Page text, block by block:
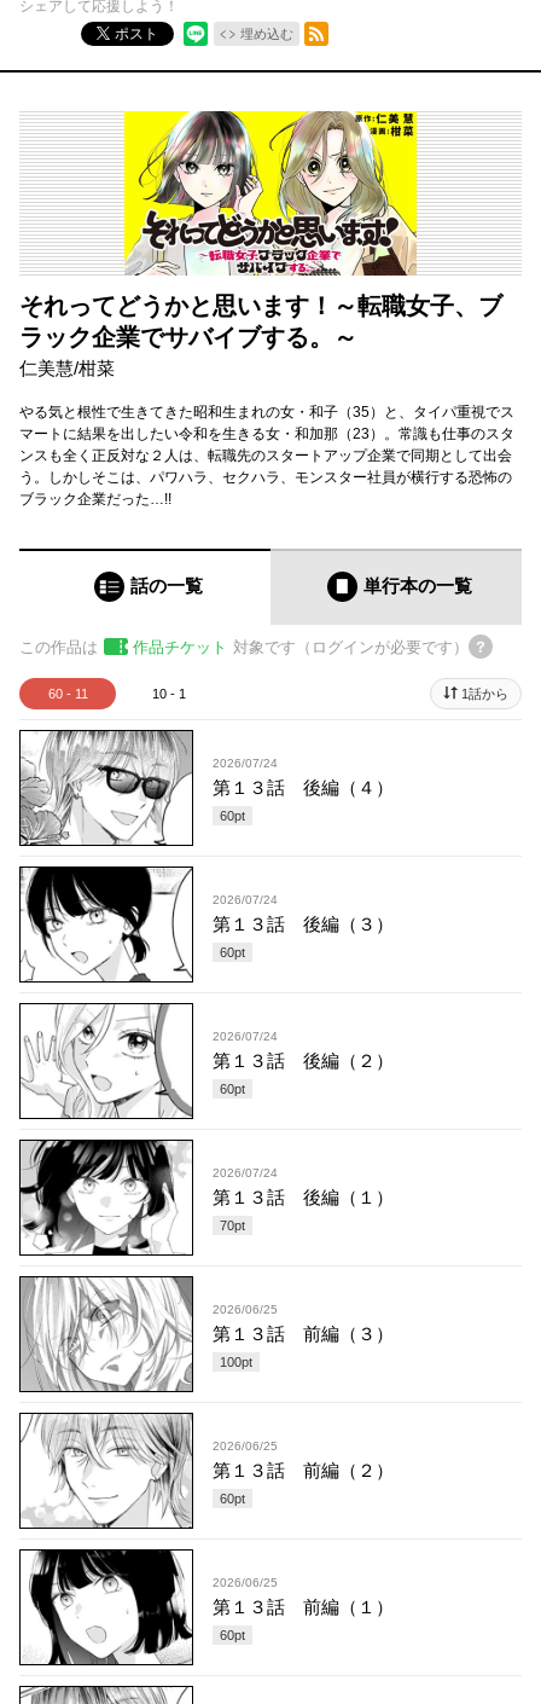
シェアして応援しよう！
ポスト
埋め込む
RSSフィード
それってどうかと思います！～転職女子、ブ
ラック企業でサバイブする。～
仁美慧/柑菜
やる気と根性で生きてきた昭和生まれの女・和子（35）と、タイパ重視でス
マートに結果を出したい令和を生きる女・和加那（23）。常識も仕事のスタ
ンスも全く正反対な２人は、転職先のスタートアップ企業で同期として出会
う。しかしそこは、パワハラ、セクハラ、モンスター社員が横行する恐怖の
ブラック企業だった…!!
話の一覧 単行本の一覧
この作品は 作品チケット 対象です（ログインが必要です）
60 - 11 10 - 1 1話から
2026/07/24
第１３話 後編（４）
60pt
2026/07/24
第１３話 後編（３）
60pt
2026/07/24
第１３話 後編（２）
60pt
2026/07/24
第１３話 後編（１）
70pt
2026/06/25
第１３話 前編（３）
100pt
2026/06/25
第１３話 前編（２）
60pt
2026/06/25
第１３話 前編（１）
60pt